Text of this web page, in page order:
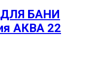
БАНИ
АКВА 22